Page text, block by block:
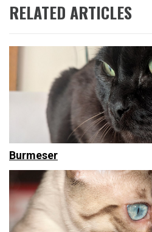
RELATED ARTICLES
Burmeser